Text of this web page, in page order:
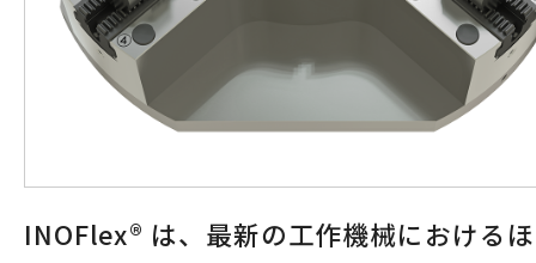
INOFlex® は、最新の工作機械における